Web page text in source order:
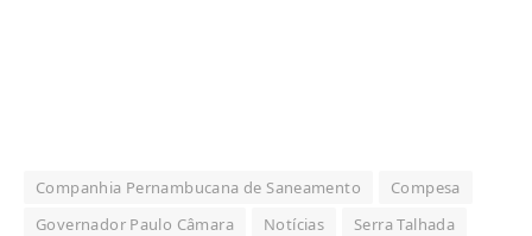
Companhia Pernambucana de Saneamento
Compesa
Governador Paulo Câmara
Notícias
Serra Talhada